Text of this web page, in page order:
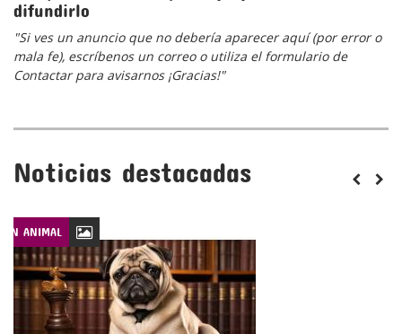
difundirlo
"Si ves un anuncio que no debería aparecer aquí (por error o
mala fe), escríbenos un correo o utiliza el formulario de
Contactar para avisarnos ¡Gracias!"
Noticias destacadas
ANIMAL